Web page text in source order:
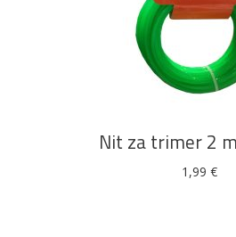
DODAJ U
Nit za trimer 2
1,99 €